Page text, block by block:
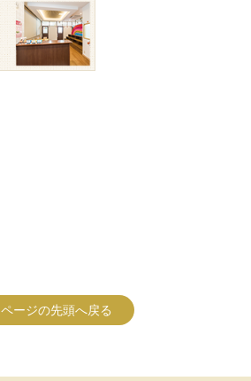
ページの先頭へ戻る